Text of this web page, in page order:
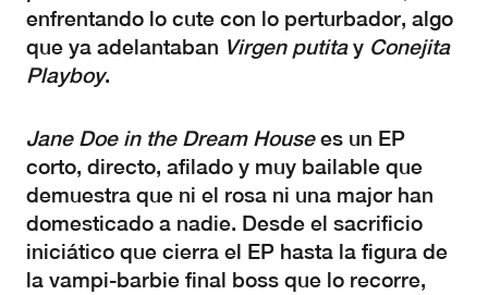
enfrentando lo cute con lo perturbador, algo
que ya adelantaban Virgen putitay Conejita
Playboy.
Jane Doe in the Dream Housees un EP
corto, directo, afilado y muy bailable que
demuestra que ni el rosa ni una major han
domesticado a nadie. Desde el sacrificio
iniciático que cierra el EP hasta la figura de
la vampi-barbie final boss que lo recorre,